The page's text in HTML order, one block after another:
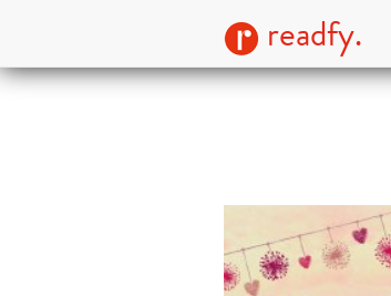
readfy.